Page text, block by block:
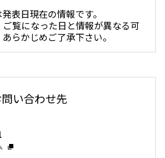
表日現在の情報です。
覧になった日と情報が異なる可
らかじめご了承下さい。
い合わせ先